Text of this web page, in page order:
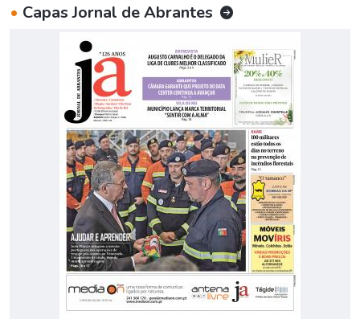
• Capas Jornal de Abrantes